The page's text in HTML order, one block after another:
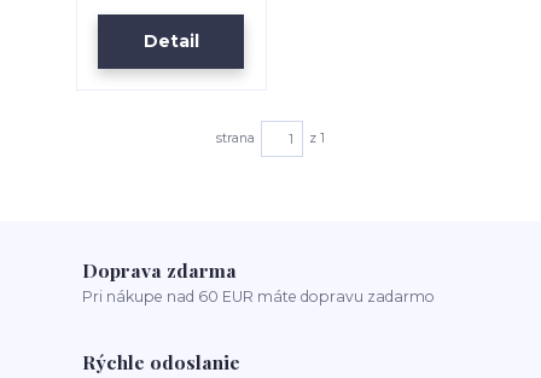
Detail
strana z 1
Doprava zdarma
Pri nákupe nad 60 EUR máte dopravu zadarmo
Rýchle odoslanie